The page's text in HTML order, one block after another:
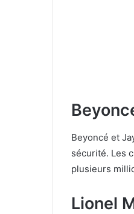
Beyoncé et
sécurité. Les
plusieurs
Lionel